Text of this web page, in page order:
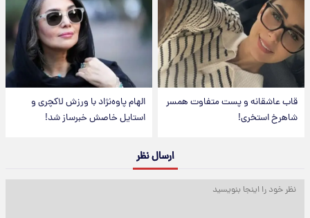
قاب عاشقانه و پست متفاوت همسر
شاهرخ استخری!
الهام پاوه‌نژاد با ورزش لاکچری و
استایل خاصش خبرساز شد!
ارسال نظر